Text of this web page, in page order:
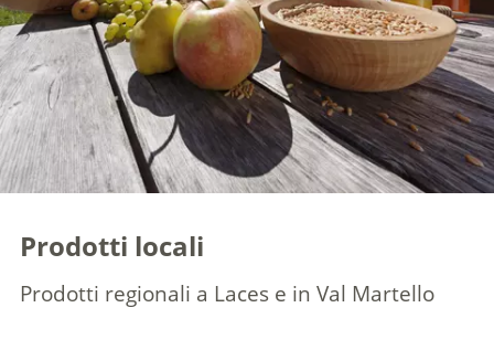
Prodotti locali
Prodotti regionali a Laces e in Val Martello